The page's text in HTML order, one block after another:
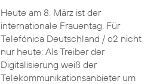
Heute am 8. März ist der
internationale Frauentag. Für
Telefónica Deutschland / o2 nicht
nur heute: Als Treiber der
Digitalisierung weiß der
Telekommunikationsanbieter um